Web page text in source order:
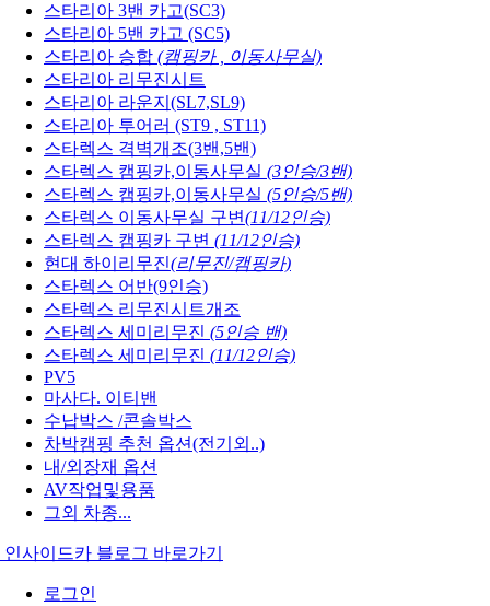
스타리아 3밴 카고(SC3)
스타리아 5밴 카고 (SC5)
스타리아 승합 (캠핑카 , 이동사무실)
스타리아 리무진시트
스타리아 라운지(SL7,SL9)
스타리아 투어러 (ST9 , ST11)
스타렉스 격벽개조(3밴,5밴)
스타렉스 캠핑카,이동사무실 (3인승/3밴)
스타렉스 캠핑카,이동사무실 (5인승/5밴)
스타렉스 이동사무실 구변(11/12인승)
스타렉스 캠핑카 구변 (11/12인승)
현대 하이리무진(리무진/캠핑카)
스타렉스 어반(9인승)
스타렉스 리무진시트개조
스타렉스 세미리무진 (5인승 밴)
스타렉스 세미리무진 (11/12인승)
PV5
마사다. 이티밴
수납박스 /콘솔박스
차박캠핑 추천 옵션(전기외..)
내/외장재 옵션
AV작업및용품
그외 차종...
인사이드카 블로그 바로가기
로그인